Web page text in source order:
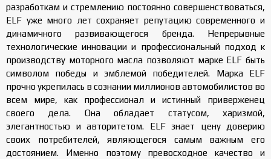
разработкам и стремлению постоянно совершенствоваться,
ELF уже много лет сохраняет репутацию современного и
динамичного развивающегося бренда. Непрерывные
технологические инновации и профессиональный подход к
производству моторного масла позволяют марке ELF быть
символом победы и эмблемой победителей. Марка ELF
прочно укрепилась в сознании миллионов автомобилистов во
всем мире, как профессионал и истинный приверженец
своего дела. Она обладает статусом, харизмой,
элегантностью и авторитетом. ELF знает цену доверию
своих потребителей, являющегося самым важным его
достоянием. Именно поэтому превосходное качество и